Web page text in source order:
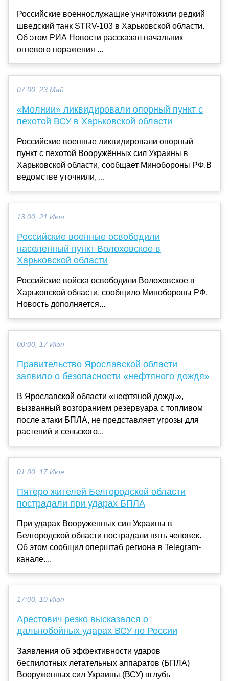
Российские военнослужащие уничтожили редкий
шведский танк STRV-103 в Харьковской области.
Об этом РИА Новости рассказал начальник
огневого поражения ...
07:00, 23 Май
«Молнии» ликвидировали опорный пункт с
пехотой ВСУ в Харьковской области
Российские военные ликвидировали опорный
пункт с пехотой Вооружённых сил Украины в
Харьковской области, сообщает Минобороны РФ.В
ведомстве уточнили, ...
13:00, 21 Июл
Российские военные освободили
населенный пункт Волоховское в
Харьковской области
Российские войска освободили Волоховское в
Харьковской области, сообщило Минобороны РФ.
Новость дополняется...
00:00, 17 Июн
Правительство Ярославской области
заявило о безопасности «нефтяного дождя»
В Ярославской области «нефтяной дождь»,
вызванный возгоранием резервуара с топливом
после атаки БПЛА, не представляет угрозы для
растений и сельского...
01:00, 17 Июн
Пятеро жителей Белгородской области
пострадали при ударах БПЛА
При ударах Вооруженных сил Украины в
Белгородской области пострадали пять человек.
Об этом сообщил оперштаб региона в Telegram-
канале....
17:00, 10 Июн
Арестович резко высказался о
дальнобойных ударах ВСУ по России
Заявления об эффективности ударов
беспилотных летательных аппаратов (БПЛА)
Вооруженных сил Украины (ВСУ) вглубь